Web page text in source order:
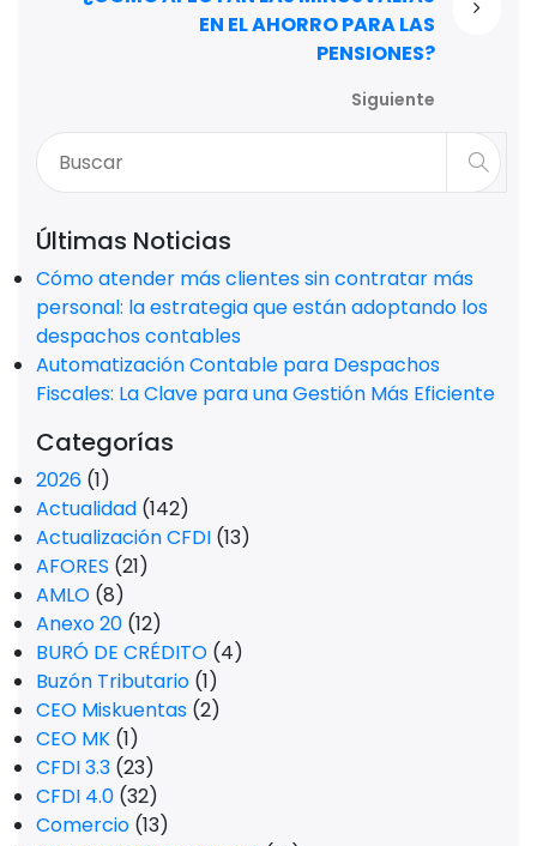
EN EL AHORRO PARA LAS
PENSIONES?
Siguiente
Últimas Noticias
Cómo atender más clientes sin contratar más
personal: la estrategia que están adoptando los
despachos contables
Automatización Contable para Despachos
Fiscales: La Clave para una Gestión Más Eficiente
Categorías
2026 (1)
Actualidad (142)
Actualización CFDI (13)
AFORES (21)
AMLO (8)
Anexo 20 (12)
BURÓ DE CRÉDITO (4)
Buzón Tributario (1)
CEO Miskuentas (2)
CEO MK (1)
CFDI 3.3 (23)
CFDI 4.0 (32)
Comercio (13)